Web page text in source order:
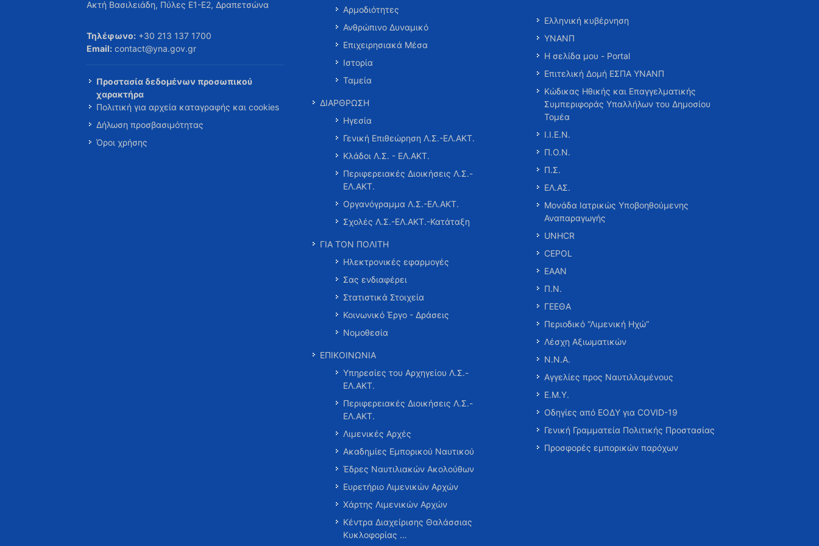
Ακτή Βασιλειάδη, Πύλες Ε1-Ε2, Δραπετσώνα
Τηλέφωνο: +30 213 137 1700
Email: contact@yna.gov.gr
Προστασία δεδομένων προσωπικού
χαρακτήρα
Πολιτική για αρχεία καταγραφής και cookies
Δήλωση προσβασιμότητας
Όροι χρήσης
Αρμοδιότητες
Ανθρώπινο Δυναμικό
Επιχειρησιακά Μέσα
Ιστορία
Ταμεία
ΔΙΑΡΘΡΩΣΗ
Ηγεσία
Γενική Επιθεώρηση Λ.Σ.-ΕΛ.ΑΚΤ.
Κλάδοι Λ.Σ. - ΕΛ.ΑΚΤ.
Περιφερειακές Διοικήσεις Λ.Σ.-
ΕΛ.ΑΚΤ.
Οργανόγραμμα Λ.Σ.-ΕΛ.ΑΚΤ.
Σχολές Λ.Σ.-ΕΛ.ΑΚΤ.-Κατάταξη
ΓΙΑ ΤΟΝ ΠΟΛΙΤΗ
Ηλεκτρονικές εφαρμογές
Σας ενδιαφέρει
Στατιστικά Στοιχεία
Κοινωνικό Έργο - Δράσεις
Νομοθεσία
ΕΠΙΚΟΙΝΩΝΙΑ
Υπηρεσίες του Αρχηγείου Λ.Σ.-
ΕΛ.ΑΚΤ.
Περιφερειακές Διοικήσεις Λ.Σ.-
ΕΛ.ΑΚΤ.
Λιμενικές Αρχές
Ακαδημίες Εμπορικού Ναυτικού
Έδρες Ναυτιλιακών Ακολούθων
Ευρετήριο Λιμενικών Αρχών
Χάρτης Λιμενικών Αρχών
Κέντρα Διαχείρισης Θαλάσσιας
Κυκλοφορίας …
Ελληνική κυβέρνηση
ΥΝΑΝΠ
Η σελίδα μου - Portal
Επιτελική Δομή ΕΣΠΑ ΥΝΑΝΠ
Κώδικας Ηθικής και Επαγγελματικής
Συμπεριφοράς Υπαλλήλων του Δημοσίου
Τομέα
Ι.Ι.Ε.Ν.
Π.Ο.Ν.
Π.Σ.
ΕΛ.ΑΣ.
Μονάδα Ιατρικώς Υποβοηθούμενης
Αναπαραγωγής
UNHCR
CEPOL
ΕΑΑΝ
Π.Ν.
ΓΕΕΘΑ
Περιοδικό “Λιμενική Ηχώ”
Λέσχη Αξιωματικών
Ν.Ν.Α.
Αγγελίες προς Ναυτιλλομένους
Ε.Μ.Υ.
Οδηγίες από ΕΟΔΥ για COVID-19
Γενική Γραμματεία Πολιτικής Προστασίας
Προσφορές εμπορικών παρόχων